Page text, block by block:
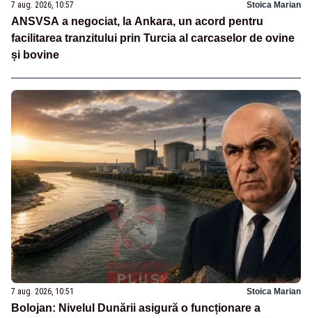
7 aug. 2026, 10:57 Stoica Marian
ANSVSA a negociat, la Ankara, un acord pentru
facilitarea tranzitului prin Turcia al carcaselor de ovine
și bovine
7 aug. 2026, 10:51 Stoica Marian
Bolojan: Nivelul Dunării asigură o funcționare a